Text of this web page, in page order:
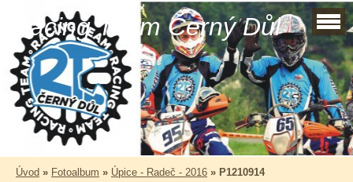
Racing Team Černý Důl
Úvod » Fotoalbum » Úpice - Radeč - 2016 » P1210914